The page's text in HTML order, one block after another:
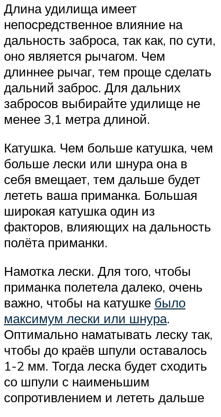
Длина удилища имеет
непосредственное влияние на
дальность заброса, так как, по сути,
оно является рычагом. Чем
длиннее рычаг, тем проще сделать
дальний заброс. Для дальних
забросов выбирайте удилище не
менее 3,1 метра длиной.
Катушка. Чем больше катушка, чем
больше лески или шнура она в
себя вмещает, тем дальше будет
лететь ваша приманка. Большая
широкая катушка один из
факторов, влияющих на дальность
полёта приманки.
Намотка лески. Для того, чтобы
приманка полетела далеко, очень
важно, чтобы на катушке было
максимум лески или шнура.
Оптимально наматывать леску так,
чтобы до краёв шпули оставалось
1-2 мм. Тогда леска будет сходить
со шпули с наименьшим
сопротивлением и лететь дальше